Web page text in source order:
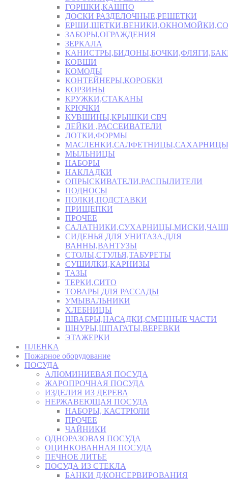
ГОРШКИ,КАШПО
ДОСКИ РАЗДЕЛОЧНЫЕ,РЕШЕТКИ
ЗАБОРЫ,ОГРАЖДЕНИЯ
ЗЕРКАЛА
КОВШИ
КОМОДЫ
КОНТЕЙНЕРЫ,КОРОБКИ
КОРЗИНЫ
КРУЖКИ,СТАКАНЫ
КРЮЧКИ
КУВШИНЫ,КРЫШКИ СВЧ
ЛЕЙКИ ,РАССЕИВАТЕЛИ
ЛОТКИ,ФОРМЫ
МАСЛЕНКИ,САЛФЕТНИЦЫ,САХАРНИЦЫ
МЫЛЬНИЦЫ
НАБОРЫ
НАКЛАДКИ
ОПРЫСКИВАТЕЛИ,РАСПЫЛИТЕЛИ
ПОДНОСЫ
ПОЛКИ,ПОДСТАВКИ
ПРИЩЕПКИ
ПРОЧЕЕ
СИДЕНЬЯ ДЛЯ УНИТАЗА,ДЛЯ
ВАННЫ,ВАНТУЗЫ
СТОЛЫ,СТУЛЬЯ,ТАБУРЕТЫ
СУШИЛКИ,КАРНИЗЫ
ТАЗЫ
ТЕРКИ,СИТО
ТОВАРЫ ДЛЯ РАССАДЫ
УМЫВАЛЬНИКИ
ХЛЕБНИЦЫ
ШВАБРЫ,НАСАДКИ,СМЕННЫЕ ЧАСТИ
ШНУРЫ,ШПАГАТЫ,ВЕРЕВКИ
ЭТАЖЕРКИ
ПЛЕНКА
Пожарное оборудование
ПОСУДА
АЛЮМИНИЕВАЯ ПОСУДА
ЖАРОПРОЧНАЯ ПОСУДА
ИЗДЕЛИЯ ИЗ ДЕРЕВА
НЕРЖАВЕЮЩАЯ ПОСУДА
НАБОРЫ, КАСТРЮЛИ
ПРОЧЕЕ
ЧАЙНИКИ
ОДНОРАЗОВАЯ ПОСУДА
ОЦИНКОВАННАЯ ПОСУДА
ПЕЧНОЕ ЛИТЬЕ
ПОСУДА ИЗ СТЕКЛА
БАНКИ Д/КОНСЕРВИРОВАНИЯ